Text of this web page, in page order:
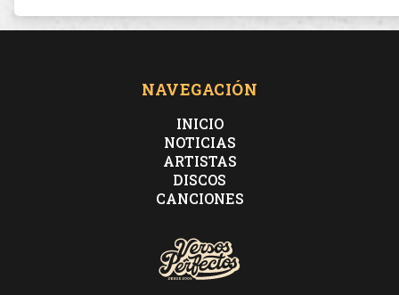
NAVEGACIÓN
INICIO
NOTICIAS
ARTISTAS
DISCOS
CANCIONES